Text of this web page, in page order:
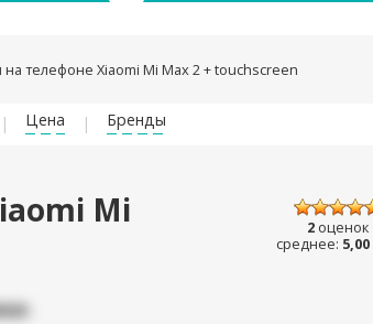
телефоне Xiaomi Mi Max 2 + touchscreen
Цена Бренды
Mi
2 оценок
среднее: 5,00